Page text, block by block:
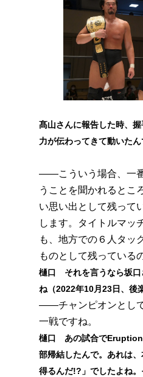
髙山さんに報告した時、
力が伝わってきて動いた
――こういう場合、一
うことを聞かれるとこ
い思い出として残って
します。タイトルマッ
も、地方での６人タッ
ものとして残っている
樋口 それを言うなら坂口
ね（2022年10月23日、後
――チャンピオンとし
一戦ですね。
樋口 あの試合でEruption
部帰結したんで。あれは
得るんだ!?」でしたよね